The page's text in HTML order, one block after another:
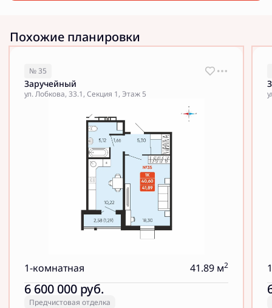
Похожие планировки
№ 35
Заручейный
ул. Лобкова, 33.1, Секция 1, Этаж 5
1-комнатная 41.89 м2
6 600 000 руб.
Предчистовая отделка